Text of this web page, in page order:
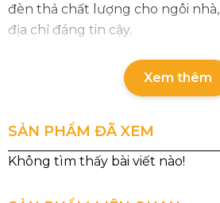
đèn thả chất lượng cho ngôi nhà,
địa chỉ đáng tin cậy.
Xem thêm
SẢN PHẨM ĐÃ XEM